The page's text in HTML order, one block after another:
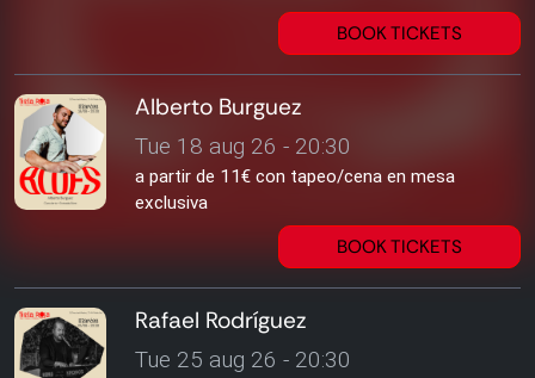
BOOK TICKETS
Alberto Burguez
Tue 18 aug 26 - 20:30
a partir de 11€ con tapeo/cena en mesa
exclusiva
BOOK TICKETS
Rafael Rodríguez
Tue 25 aug 26 - 20:30